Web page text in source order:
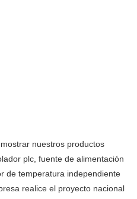
nuestros productos
plc, fuente de alimentación
de temperatura independiente
realice el proyecto nacional